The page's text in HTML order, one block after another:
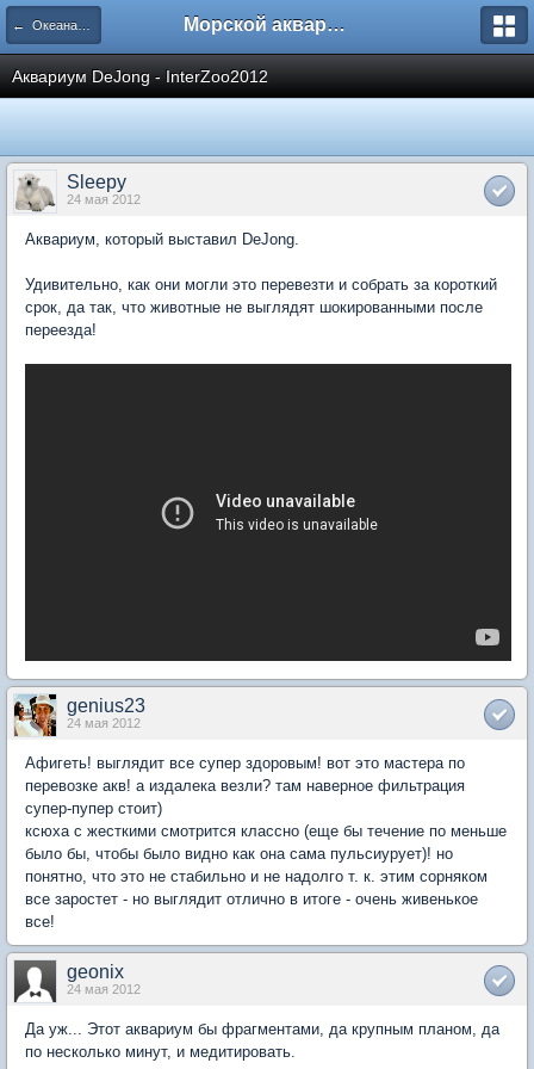
← Океанариумы, выставки, конференции, книги, интернет Морской аквариум. Форумы ReefCentral.ru
Аквариум DeJong - InterZoo2012
Sleepy
24 мая 2012
Аквариум, который выставил DeJong.
Удивительно, как они могли это перевезти и собрать за короткий
срок, да так, что животные не выглядят шокированными после
переезда!
genius23
24 мая 2012
Афигеть! выглядит все супер здоровым! вот это мастера по
перевозке акв! а издалека везли? там наверное фильтрация
супер-пупер стоит)
ксюха с жесткими смотрится классно (еще бы течение по меньше
было бы, чтобы было видно как она сама пульсиурует)! но
понятно, что это не стабильно и не надолго т. к. этим сорняком
все заростет - но выглядит отлично в итоге - очень живенькое
все!
geonix
24 мая 2012
Да уж... Этот аквариум бы фрагментами, да крупным планом, да
по несколько минут, и медитировать.